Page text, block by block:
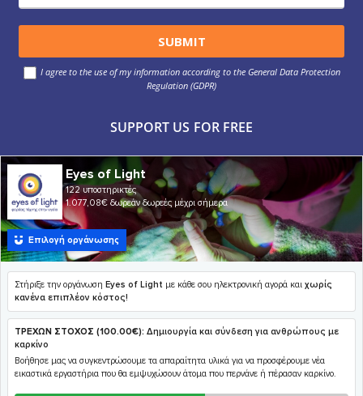
I agree to the use of my information according to the General Data Protection
Regulation (GDPR)
SUPPORT US FOR FREE